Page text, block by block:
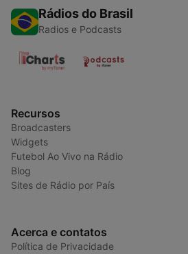
Rádios do Brasil
Radios e Podcasts
Recursos
Broadcasters
Widgets
Futebol Ao Vivo na Rádio
Blog
Sites de Rádio por País
Acerca e contatos
Política de Privacidade